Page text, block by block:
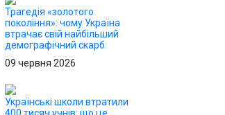
Трагедія «золотого
покоління»: чому Україна
втрачає свій найбільший
демографічний скарб
09 червня 2026
Українські школи втратили